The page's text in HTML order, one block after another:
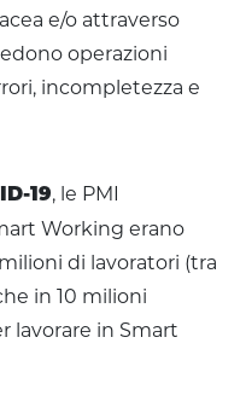
e/o attraverso
operazioni
incompletezza e
19, le PMI
Working erano
di lavoratori (tra
in 10 milioni
lavorare in Smart